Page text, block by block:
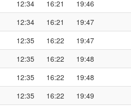
12:34 16:21 19:46
12:34 16:21 19:47
12:35 16:22 19:47
12:35 16:22 19:48
12:35 16:22 19:48
12:35 16:22 19:49